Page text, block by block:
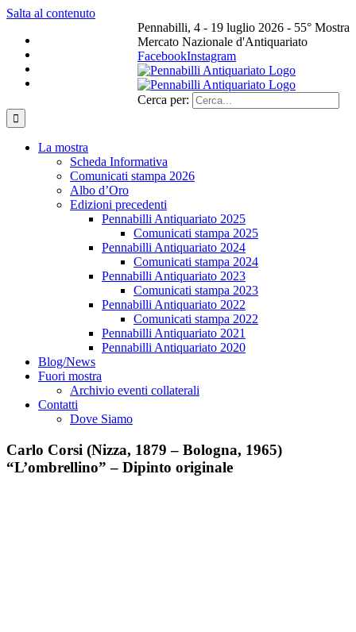
Salta al contenuto
Pennabilli, 4 - 19 luglio 2026 - 55° Mostra
Mercato Nazionale d'Antiquariato
FacebookInstagram
Cerca per:
La mostra
Scheda Informativa
Comunicati stampa 2026
Albo d’Oro
Edizioni precedenti
Pennabilli Antiquariato 2025
Comunicati stampa 2025
Pennabilli Antiquariato 2024
Comunicati stampa 2024
Pennabilli Antiquariato 2023
Comunicati stampa 2023
Pennabilli Antiquariato 2022
Comunicati stampa 2022
Pennabilli Antiquariato 2021
Pennabilli Antiquariato 2020
Blog/News
Fuori mostra
Archivio eventi collaterali
Contatti
Dove Siamo
Carlo Corsi (Nizza, 1879 – Bologna, 1965)
“L’ombrellino” – Dipinto originale